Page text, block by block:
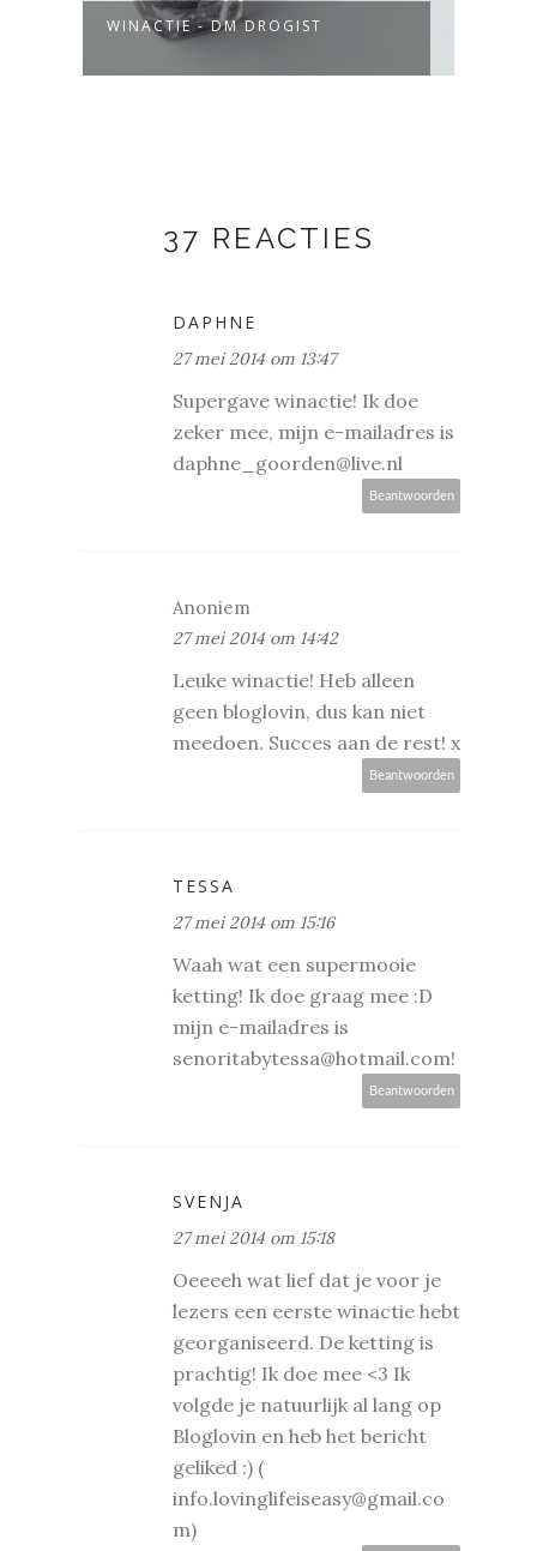
WINACTIE - DM DROGIST
37 REACTIES
DAPHNE
27 mei 2014 om 13:47
Supergave winactie! Ik doe
zeker mee, mijn e-mailadres is
daphne_goorden@live.nl
Beantwoorden
Anoniem
27 mei 2014 om 14:42
Leuke winactie! Heb alleen
geen bloglovin, dus kan niet
meedoen. Succes aan de rest! x
Beantwoorden
TESSA
27 mei 2014 om 15:16
Waah wat een supermooie
ketting! Ik doe graag mee :D
mijn e-mailadres is
senoritabytessa@hotmail.com!
Beantwoorden
SVENJA
27 mei 2014 om 15:18
Oeeeeh wat lief dat je voor je
lezers een eerste winactie hebt
georganiseerd. De ketting is
prachtig! Ik doe mee <3 Ik
volgde je natuurlijk al lang op
Bloglovin en heb het bericht
geliked :) (
info.lovinglifeiseasy@gmail.co
m)